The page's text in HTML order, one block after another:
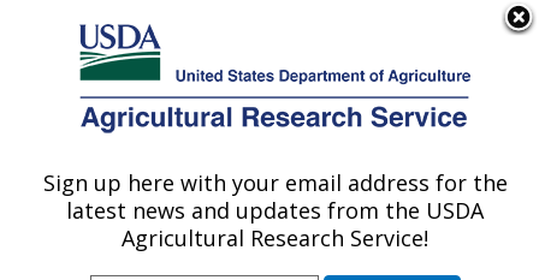
Here's how you know
Agricultural Research Service
U.S. DEPARTMENT OF AGRICULTURE
Range Management Research: Las Cruces,
Sign up here with your email address for the
latest news and updates from the USDA
Agricultural Research Service!